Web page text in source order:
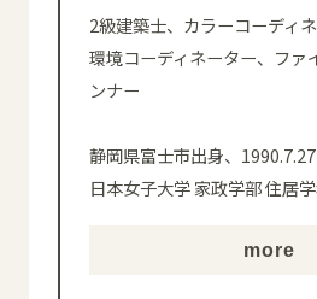
2級建築士、カラーコーディ
環境コーディネーター、ファ
ンナー
静岡県富士市出身、1990.7.27
日本女子大学 家政学部 住居学
more